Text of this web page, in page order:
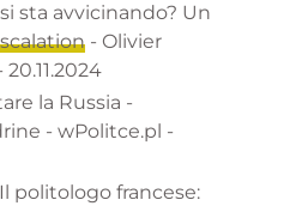
sta avvicinando? Un
- Olivier
la Russia -
- wPolitce.pl -
politologo francese: